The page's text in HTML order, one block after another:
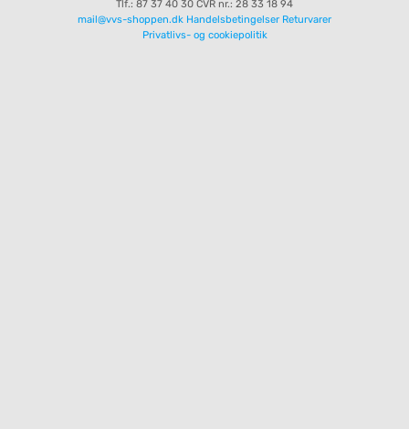
Tlf.: 87 37 40 30 CVR nr.: 28 33 18 94
mail@vvs-shoppen.dk Handelsbetingelser Returvarer
Privatlivs- og cookiepolitik